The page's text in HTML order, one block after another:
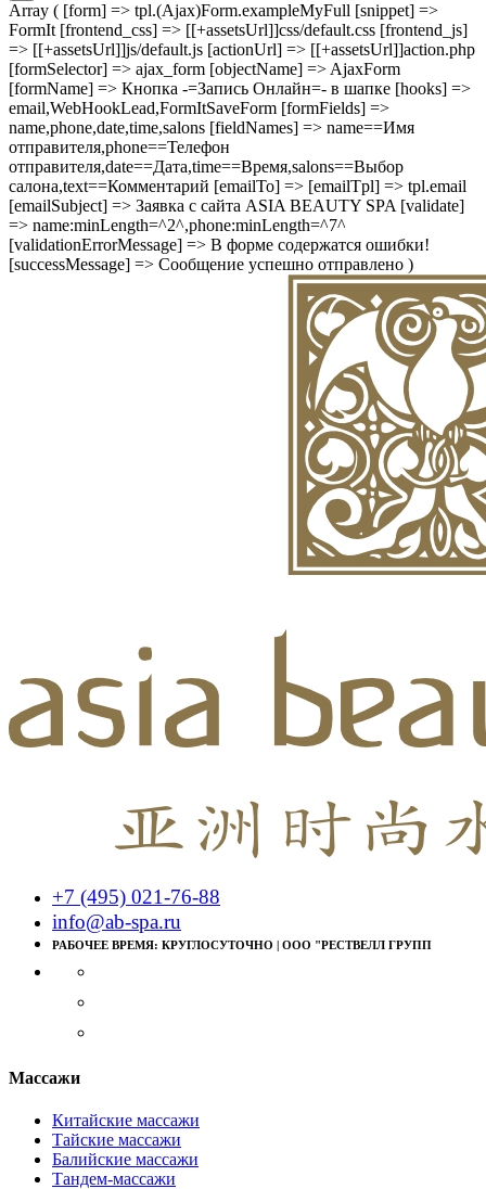
Array ( [form] => tpl.(Ajax)Form.exampleMyFull [snippet] =>
FormIt [frontend_css] => [[+assetsUrl]]css/default.css [frontend_js]
=> [[+assetsUrl]]js/default.js [actionUrl] => [[+assetsUrl]]action.php
[formSelector] => ajax_form [objectName] => AjaxForm
[formName] => Кнопка -=Запись Онлайн=- в шапке [hooks] =>
email,WebHookLead,FormItSaveForm [formFields] =>
name,phone,date,time,salons [fieldNames] => name==Имя
отправителя,phone==Телефон
отправителя,date==Дата,time==Время,salons==Выбор
салона,text==Комментарий [emailTo] => [emailTpl] => tpl.email
[emailSubject] => Заявка с сайта ASIA BEAUTY SPA [validate]
=> name:minLength=^2^,phone:minLength=^7^
[validationErrorMessage] => В форме содержатся ошибки!
[successMessage] => Сообщение успешно отправлено )
+7 (495) 021-76-88
info@ab-spa.ru
РАБОЧЕЕ ВРЕМЯ: КРУГЛОСУТОЧНО | ООО "РЕСТВЕЛЛ ГРУПП
Массажи
Китайские массажи
Тайские массажи
Балийские массажи
Тандем-массажи